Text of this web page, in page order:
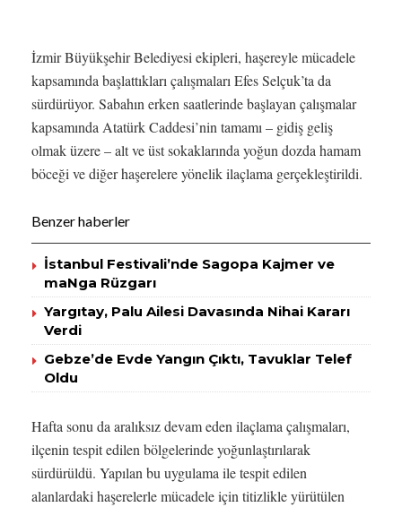
İzmir Büyükşehir Belediyesi ekipleri, haşereyle mücadele
kapsamında başlattıkları çalışmaları Efes Selçuk’ta da
sürdürüyor. Sabahın erken saatlerinde başlayan çalışmalar
kapsamında Atatürk Caddesi’nin tamamı – gidiş geliş
olmak üzere – alt ve üst sokaklarında yoğun dozda hamam
böceği ve diğer haşerelere yönelik ilaçlama gerçekleştirildi.
Benzer haberler
İstanbul Festivali’nde Sagopa Kajmer ve
maNga Rüzgarı
Yargıtay, Palu Ailesi Davasında Nihai Kararı
Verdi
Gebze’de Evde Yangın Çıktı, Tavuklar Telef
Oldu
Hafta sonu da aralıksız devam eden ilaçlama çalışmaları,
ilçenin tespit edilen bölgelerinde yoğunlaştırılarak
sürdürüldü. Yapılan bu uygulama ile tespit edilen
alanlardaki haşerelerle mücadele için titizlikle yürütülen